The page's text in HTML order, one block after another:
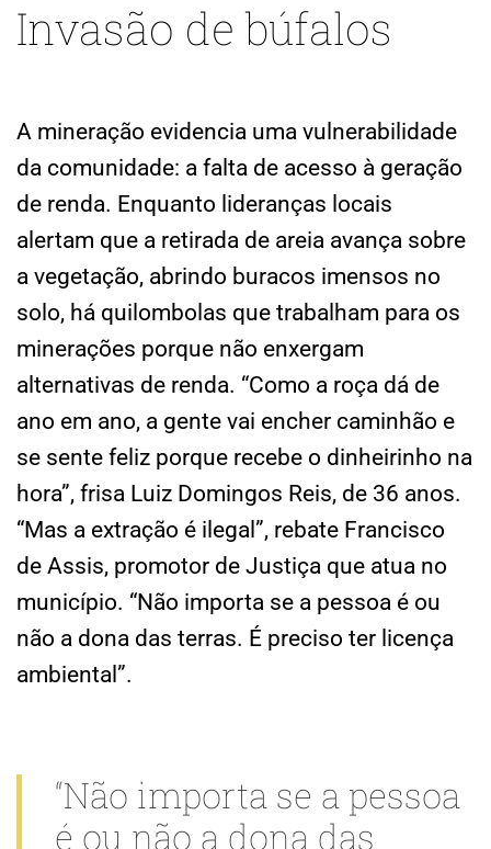
Invasão de búfalos
A mineração evidencia uma vulnerabilidade
da comunidade: a falta de acesso à geração
de renda. Enquanto lideranças locais
alertam que a retirada de areia avança sobre
a vegetação, abrindo buracos imensos no
solo, há quilombolas que trabalham para os
minerações porque não enxergam
alternativas de renda. “Como a roça dá de
ano em ano, a gente vai encher caminhão e
se sente feliz porque recebe o dinheirinho na
hora”, frisa Luiz Domingos Reis, de 36 anos.
“Mas a extração é ilegal”, rebate Francisco
de Assis, promotor de Justiça que atua no
município. “Não importa se a pessoa é ou
não a dona das terras. É preciso ter licença
ambiental”.
“Não importa se a pessoa
é ou não a dona das